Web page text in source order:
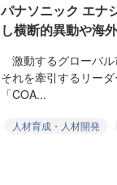
パナソニック エナ
し横断的異動や海
激動するグローバル
それを牽引するリー
「COA...
人材育成・人材開発